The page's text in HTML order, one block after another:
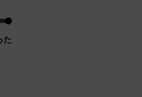
た